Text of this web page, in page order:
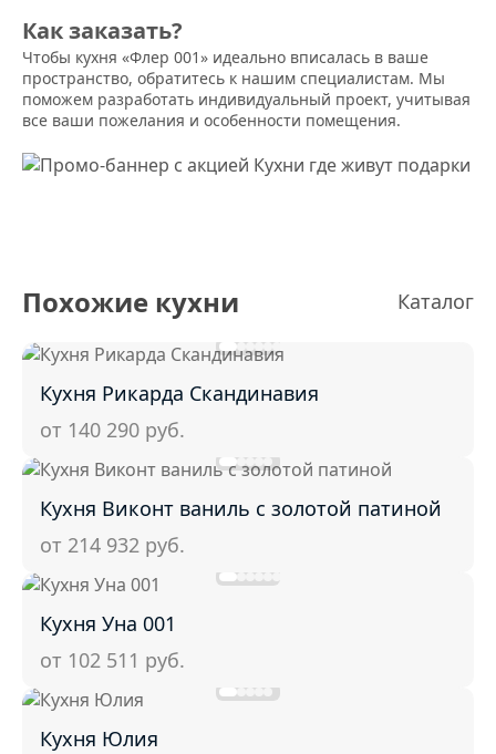
Как заказать?
Чтобы кухня «Флер 001» идеально вписалась в ваше
пространство, обратитесь к нашим специалистам. Мы
поможем разработать индивидуальный проект, учитывая
все ваши пожелания и особенности помещения.
Похожие кухни Каталог
Кухня Рикарда Скандинавия
от 140 290 руб.
Кухня Виконт ваниль с золотой патиной
от 214 932 руб.
Кухня Уна 001
от 102 511 руб.
Кухня Юлия